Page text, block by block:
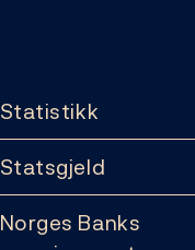
Statistikk
Statsgjeld
Norges Banks